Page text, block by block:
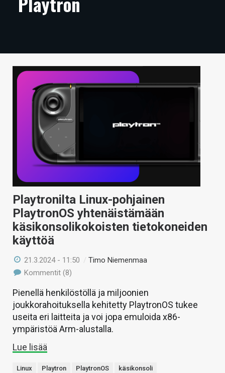
ARTIKKELIT
TECHBBS
TIETOA
HINTA.FI
VAIHDA TEEMA
Playtronilta Linux-pohjainen
PlaytronOS yhtenäistämään
käsikonsolikokoisten tietokoneiden
käyttöä
21.3.2024 - 11:50 /Timo Niemenmaa
Kommentit (8)
Pienellä henkilöstöllä ja miljoonien
joukkorahoituksella kehitetty PlaytronOS tukee
useita eri laitteita ja voi jopa emuloida x86-
ympäristöä Arm-alustalla.
Lue lisää
Linux Playtron PlaytronOS käsikonsoli